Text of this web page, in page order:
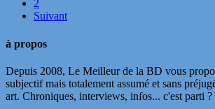
2
Suivant
à propos
Depuis 2008, Le Meilleur de la BD vous
subjectif mais totalement assumé et sans
art. Chroniques, interviews, infos... c'est parti ?